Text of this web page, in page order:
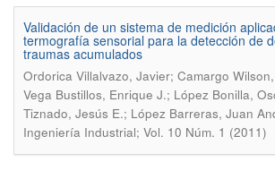
Validación de un sistema de medición
termografía sensorial para la detección de
traumas acumulados
Ordorica Villalvazo, Javier; Camargo
Vega Bustillos, Enrique J.; López Bonilla,
Tiznado, Jesús E.; López Barreras, Juan
Ingeniería Industrial; Vol. 10 Núm. 1 (2011)